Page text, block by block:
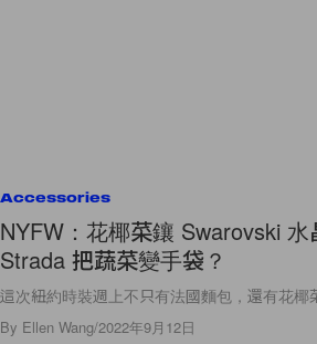
Accessories
NYFW：花椰菜鑲 Swarovski
Strada 把蔬菜變手袋？
這次紐約時裝週上不只有法國麵包，還有花椰
By Ellen Wang/2022年9月12日